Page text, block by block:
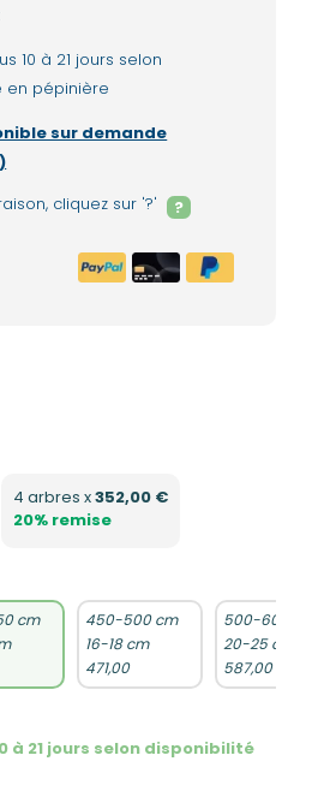
10 à 21 jours selon
en pépinière
sur demande
cliquez sur '?'
?
4 arbres x352,00 €
20% remise
cm
450-500 cm
16-18 cm
471,00
500-600
20-25 cm
587,00
à 21 jours selon disponibilité